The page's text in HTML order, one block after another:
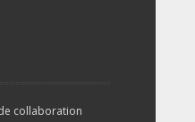
collaboration